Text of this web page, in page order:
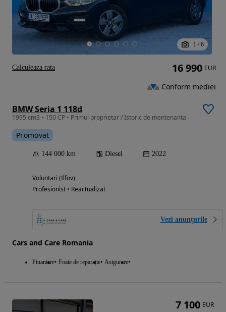
1 / 6
BMW Seria 1 118d
1995 cm3 • 150 CP • Primul proprietar / Istoric de mentenanta
Promovat
144 000 km Diesel 2022
Voluntari (Ilfov)
Profesionist • Reactualizat
Vezi anunțurile
Cars and Care Romania
Finantare Foaie de reparație Asigurare
16 990 EUR
Conform mediei
Calculeaza rata
7 100 EUR